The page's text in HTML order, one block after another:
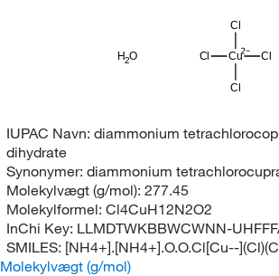
H2O
Cl
Cu
Cl
Cl
Cl
IUPAC Navn: diammonium
dihydrate
Synonymer: diammonium
Molekylvægt (g/mol): 277.45
Molekylformel: Cl4CuH12N2O2
InChi Key: LLMDTWKBBWCWNN-
SMILES: [NH4+].[NH4+].O.O.Cl[Cu--
Molekylvægt (g/mol)